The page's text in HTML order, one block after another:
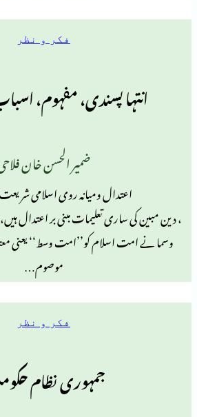
فکر و نظر
انتہا پسندی، مفہوم،
ضمیر الحسن خان
اعتدال ومیانہ روی اسلامی
، دین مبین کی ساری تعلیمات مبنی بر اعتدال
وسما نے امت اسلام کو’’امت وسط‘‘
موصوم…
فکر و نظر
جمہوری نظام